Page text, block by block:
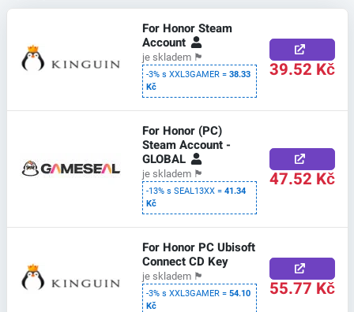
For Honor Steam
Account
je skladem 🏴
-3% s XXL3GAMER =38.33
Kč
39.52 Kč
For Honor (PC)
Steam Account -
GLOBAL
je skladem 🏴
-13% s SEAL13XX =41.34
Kč
47.52 Kč
For Honor PC Ubisoft
Connect CD Key
je skladem 🏴
-3% s XXL3GAMER =54.10
Kč
55.77 Kč